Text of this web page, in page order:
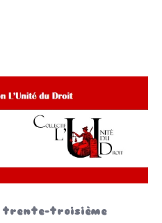
trente-troisième